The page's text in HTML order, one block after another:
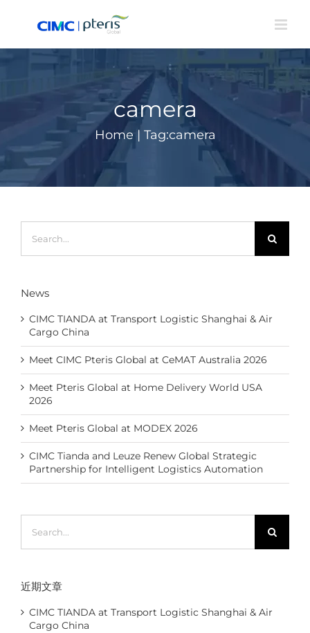
camera
Home | Tag:camera
for:
News
CIMC TIANDA at Transport Logistic Shanghai & Air
Cargo China
Meet CIMC Pteris Global at CeMAT Australia 2026
Meet Pteris Global at Home Delivery World USA
2026
Meet Pteris Global at MODEX 2026
CIMC Tianda and Leuze Renew Global Strategic
Partnership for Intelligent Logistics Automation
for:
近期文章
CIMC TIANDA at Transport Logistic Shanghai & Air
Cargo China